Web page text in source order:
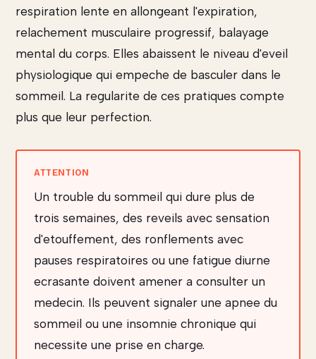
respiration lente en allongeant l'expiration,
relachement musculaire progressif, balayage
mental du corps. Elles abaissent le niveau d'eveil
physiologique qui empeche de basculer dans le
sommeil. La regularite de ces pratiques compte
plus que leur perfection.
Un trouble du sommeil qui dure plus de
trois semaines, des reveils avec sensation
d'etouffement, des ronflements avec
pauses respiratoires ou une fatigue diurne
ecrasante doivent amener a consulter un
medecin. Ils peuvent signaler une apnee du
sommeil ou une insomnie chronique qui
necessite une prise en charge.